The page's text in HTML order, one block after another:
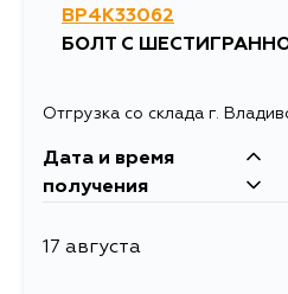
BP4K33062
БОЛТ С
Отгрузка со склада г.
Дата и время
получения
17 августа